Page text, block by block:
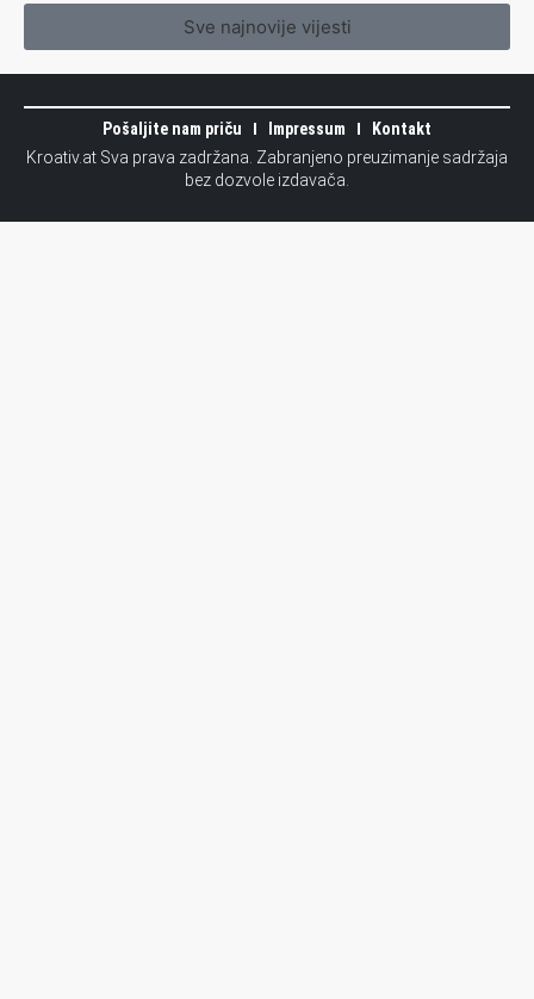
Sve najnovije vijesti
Pošaljite nam priču Impressum
Kontakt
Kroativ.at Sva prava zadržana. Zabranjeno preuzimanje sadržaja
bez dozvole izdavača.